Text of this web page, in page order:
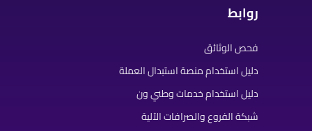
روابط
فحص الوثائق
دليل استخدام منصة استبدال العملة
دليل استخدام خدمات وطني ون
شبكة الفروع والصرافات الآلية